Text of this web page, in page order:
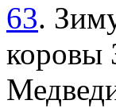
63.
коровы